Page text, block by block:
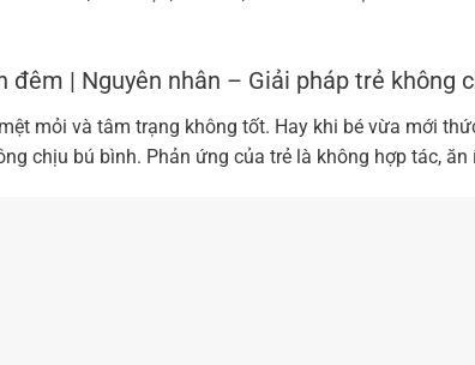
đêm | Nguyên nhân – Giải pháp trẻ không
mỏi và tâm trạng không tốt. Hay khi bé vừa mới
chịu bú bình. Phản ứng của trẻ là không hợp tác,